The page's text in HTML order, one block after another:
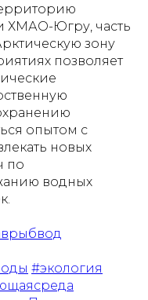
ХМАО-Югру, часть
зону
позволяет
опытом с
новых
по
водных
#экология